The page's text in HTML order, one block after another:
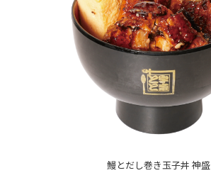
鰻とだし巻き玉子丼 神盛